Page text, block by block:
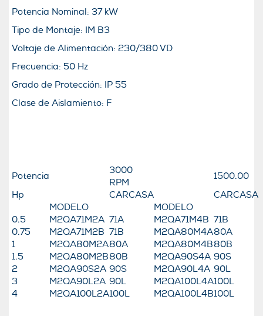
Potencia Nominal: 37 kW
Tipo de Montaje: IM B3
Voltaje de Alimentación: 230/380 VD
Frecuencia: 50 Hz
Grado de Protección: IP 55
Clase de Aislamiento: F
Potencia
3000
RPM
1500.00
Hp
CARCASA
CARCASA
MODELO
MODELO
0.5
M2QA71M2A 71A M2QA71M4B 71B
0.75
M2QA71M2B 71B M2QA80M4A80A
1
M2QA80M2A80A M2QA80M4B80B
1.5
M2QA80M2B80B M2QA90S4A 90S
2
M2QA90S2A 90S M2QA90L4A 90L
3
M2QA90L2A 90L M2QA100L4A100L
4
M2QA100L2A100L M2QA100L4B100L